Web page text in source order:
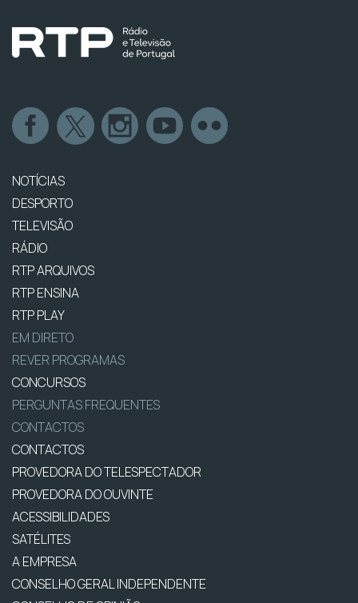
NOTÍCIAS
DESPORTO
TELEVISÃO
RÁDIO
RTP ARQUIVOS
RTP ENSINA
RTP PLAY
EM DIRETO
REVER PROGRAMAS
CONCURSOS
PERGUNTAS FREQUENTES
CONTACTOS
CONTACTOS
PROVEDORA DO TELESPECTADOR
PROVEDORA DO OUVINTE
ACESSIBILIDADES
SATÉLITES
A EMPRESA
CONSELHO GERAL INDEPENDENTE